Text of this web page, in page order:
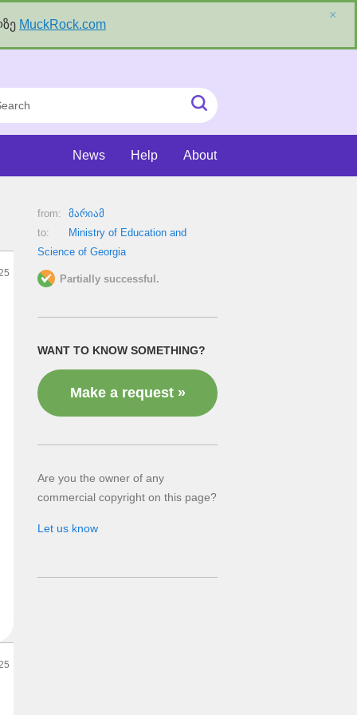
MuckRock.com
×
Submit
Search
About
Help
News
from:
მარიამ
to:
Ministry of Education and
Science of Georgia
Partially successful.
WANT TO KNOW SOMETHING?
Make a request »
Are you the owner of any
commercial copyright on this page?
Let us know